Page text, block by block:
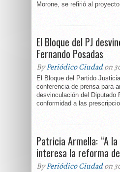
Morone, se refirió al
El Bloque del PJ
Fernando Posadas
ByPeriódico Ciudadon
El Bloque del Partido
conferencia de prensa para
desvinculación del Diputado
conformidad a las
Patricia Armella: “A
interesa la reforma
ByPeriódico Ciudadon